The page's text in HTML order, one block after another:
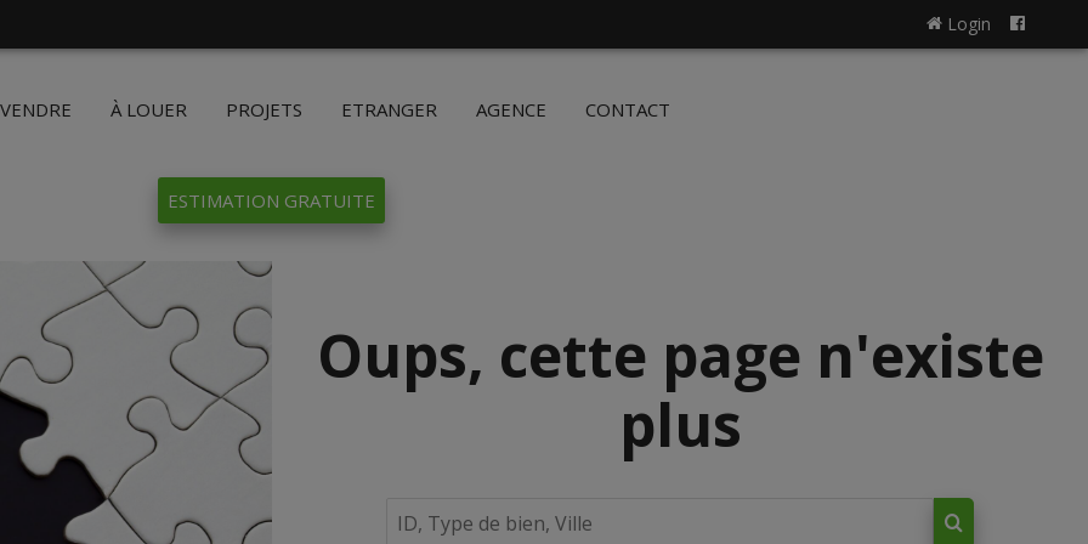
Login
À LOUER PROJETS ETRANGER AGENCE CONTACT
ESTIMATION GRATUITE
Oups, cette page n'existe
plus